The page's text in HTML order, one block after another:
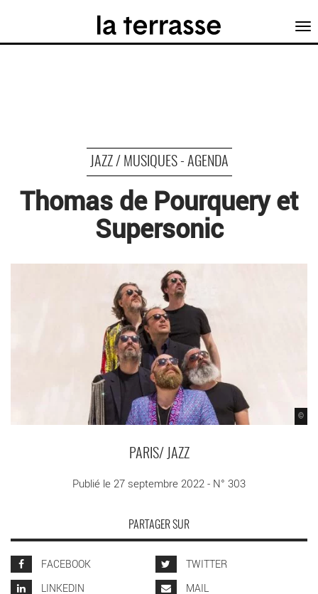
JAZZ / MUSIQUES - AGENDA
Thomas de Pourquery et
Supersonic
©
PARIS/ JAZZ
Publié le 27 septembre 2022 - N° 303
PARTAGER SUR
FACEBOOK
TWITTER
LINKEDIN
MAIL